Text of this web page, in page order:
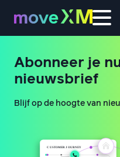
Abonneer je
nieuwsbrief
Blijf op de hoogte van